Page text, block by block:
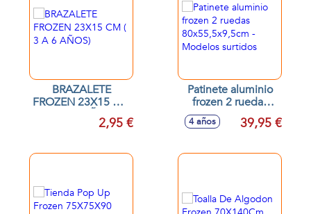
BRAZALETE
FROZEN 23X15 CM
( 3 A 6 AÑOS)2,95 €
Patinete aluminio
frozen 2 ruedas
80x55,5x9,5cm -
Modelos surtidos
4 años 39,95 €